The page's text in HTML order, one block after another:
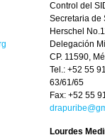
Control del
Secretaria de
Herschel
Delegación
CP. 11590,
Tel.: +52 55
63/61/65
Fax: +52 55
Lourdes